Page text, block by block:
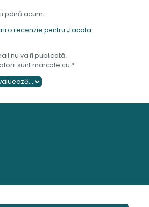
până acum.
o recenzie pentru „Lacata
nu va fi publicată.
sunt marcate cu *